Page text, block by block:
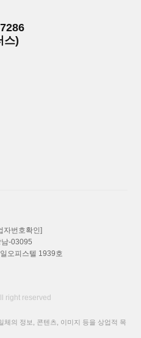
스)
자번호확인]
-03095
오피스텔 1939호
right reserved
체의 정보, 콘텐츠, 이미지 등을 상업적 목